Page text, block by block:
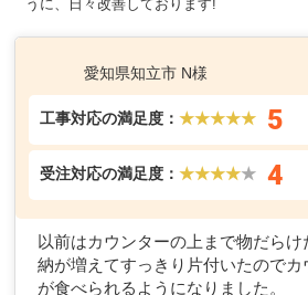
うに、日々改善しております!
愛知県知立市 N様
工事対応の満足度：★★★★★ 5
受注対応の満足度：★★★★★ 4
以前はカウンターの上まで物だら
納が増えてすっきり片付いたので
が食べられるようになりました。